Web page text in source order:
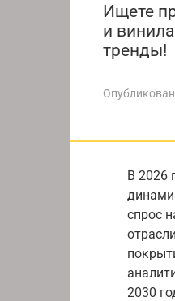
Ищете
и
тренды!
В 2026
спрос
2030